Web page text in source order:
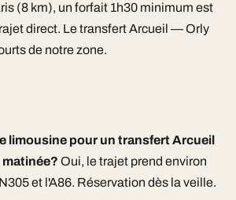
(8 km), un forfait 1h30 minimum est
direct. Le transfert Arcueil — Orly
de notre zone.
limousine pour un transfert Arcueil
Oui, le trajet prend environ
et l'A86. Réservation dès la veille.